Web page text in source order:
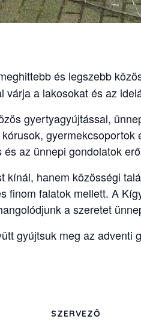
és legszebb
a lakosokat és az
gyertyagyújtással,
az ünnepi gondolatok
kínál, hanem közösségi
finom falatok mellett. A
a szeretet
gyújtsuk meg az
SZERVEZŐ